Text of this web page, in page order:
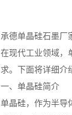
承德单晶硅石墨厂
在现代工业领域，
求。下面将详细介
一、单晶硅简介
单晶硅，作为半导